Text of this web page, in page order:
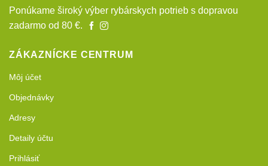
môžete
vybrať
stránke
Ponúkame široký výber rybárskych potrieb s dopravou
zadarmo od 80 €.
ZÁKAZNÍCKE CENTRUM
Môj účet
Objednávky
Adresy
Detaily účtu
Prihlásiť